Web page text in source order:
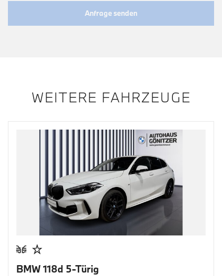
Anfrage senden
WEITERE FAHRZEUGE
BMW 118d 5-Türig